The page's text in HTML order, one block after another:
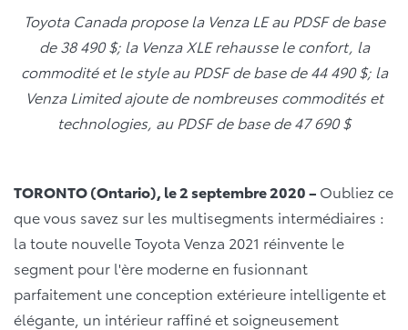
Toyota Canada propose la Venza LE au PDSF de base
de 38 490 $; la Venza XLE rehausse le confort, la
commodité et le style au PDSF de base de 44 490 $; la
Venza Limited ajoute de nombreuses commodités et
technologies, au PDSF de base de 47 690 $
TORONTO (Ontario), le 2 septembre 2020 – Oubliez ce
que vous savez sur les multisegments intermédiaires :
la toute nouvelle Toyota Venza 2021 réinvente le
segment pour l'ère moderne en fusionnant
parfaitement une conception extérieure intelligente et
élégante, un intérieur raffiné et soigneusement